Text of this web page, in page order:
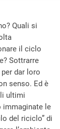
Quali si
il ciclo
Sottrarre
dar loro
senso. Ed è
ultimi
immaginate le
del riciclo” di